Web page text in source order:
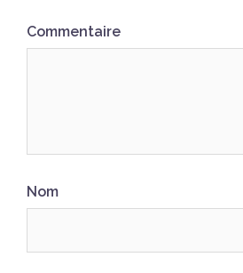
Commentaire
Nom